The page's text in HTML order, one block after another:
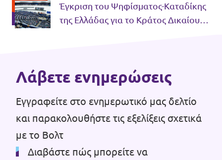
Βολτ Πορτογαλίας
Κάνε Δωρεά
Γίνε Μέλος
Γίνε Φίλος
Έγκριση του Ψηφίσματος-Καταδίκης
της Ελλάδας για το Κράτος Δικαίου
Λάβετε ενημερώσεις
Εγγραφείτε στο ενημερωτικό μας δελτίο
και παρακολουθήστε τις εξελίξεις σχετικά
με το Βολτ
Διαβάστε πώς μπορείτε να